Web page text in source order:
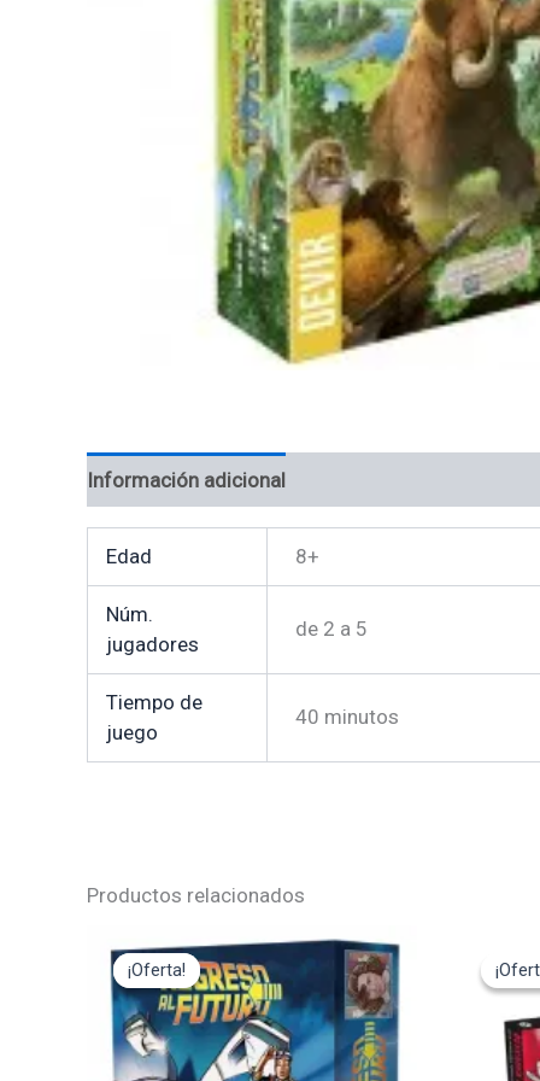
Información adicional
Edad 8+
Núm.
jugadores
de 2 a 5
Tiempo de
juego
40 minutos
Productos relacionados
¡Oferta!
¡Oferta!
precio
original
era:
35,95€.
precio
actual
es:
32,35€.